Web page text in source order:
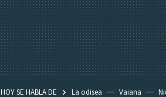
HOY SE HABLA DE La odisea Vaiana